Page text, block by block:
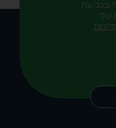
בכל עת,
שלי